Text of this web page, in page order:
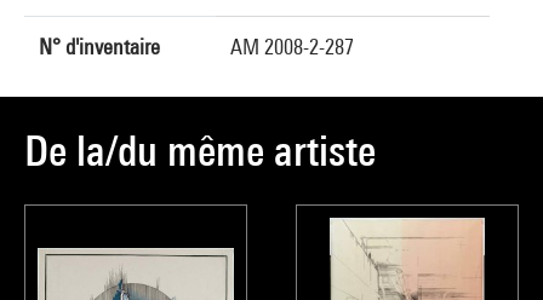
N° d'inventaire AM 2008-2-287
De la/du même artiste